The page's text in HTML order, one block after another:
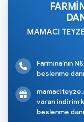
MAMACI
Farmina'nın
beslenme
varan indirim
beslenme